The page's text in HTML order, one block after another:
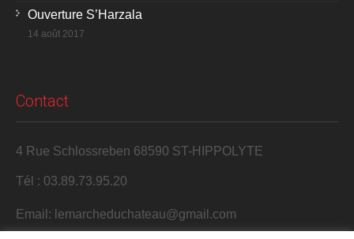
Ouverture S’Harzala
14 août 2017
Contact
4 Rue Schlossreben 68590 ST-HIPPOLYTE
Tél : 03.89.73.95.20
Email: lemarcheduchateau@gmail.com